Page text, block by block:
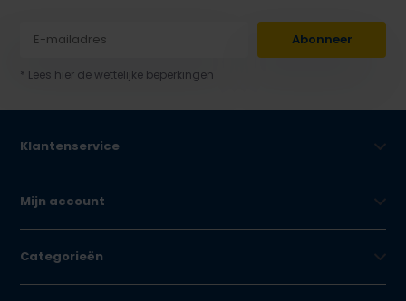
Abonneer
* Lees hier de wettelijke beperkingen
Klantenservice
Mijn account
Categorieën